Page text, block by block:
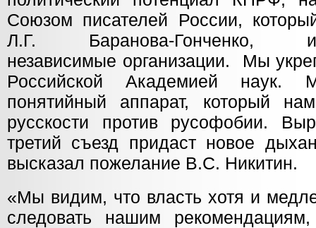
Союзом писателей России,
Л.Г. Баранова-
независимые организации. Мы
Российской Академией
понятийный аппарат, который
русскости против русофобии.
третий съезд придаст новое
высказал пожелание В.С. Никитин.
«Мы видим, что власть хотя и
следовать нашим